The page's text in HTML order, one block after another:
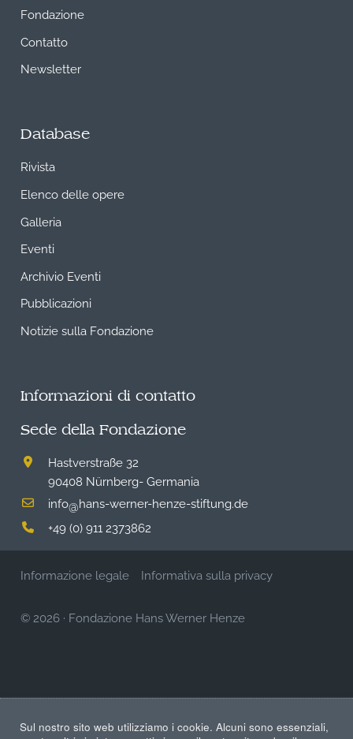
Fondazione
Contatto
Newsletter
Database
Rivista
Elenco delle opere
Galleria
Eventi
Archivio Eventi
Pubblicazioni
Notizie sulla Fondazione
Informazioni di contatto
Sede della Fondazione
Hastverstraße 32
90408 Nürnberg- Germania
info@hans-werner-henze-stiftung.de
+49 (0) 911 2373862
Informazione legale Informativa sulla privacy
© 2026 · Fondazione Hans Werner Henze
Sul nostro sito web utilizziamo i cookie. Alcuni sono essenziali,